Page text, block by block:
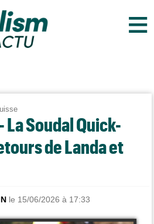
≡
La Soudal Quick-
de Landa et
le 15/06/2026 à 17:33